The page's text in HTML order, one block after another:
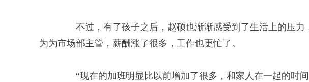
不过，有了孩子之后，赵硕也渐渐感受到了生活上的压力
为为市场部主管，薪酬涨了很多，工作也更忙了。
“现在的加班明显比以前增加了很多，和家人在一起的时